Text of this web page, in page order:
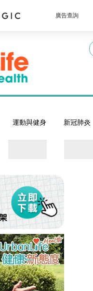
廣告查詢
運動與健身 新冠肺炎